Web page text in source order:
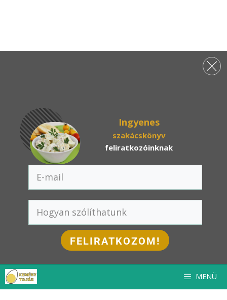
Kilépés
MENÜ
Ingyenes
szakácskönyv
feliratkozóinknak
FELIRATKOZOM!